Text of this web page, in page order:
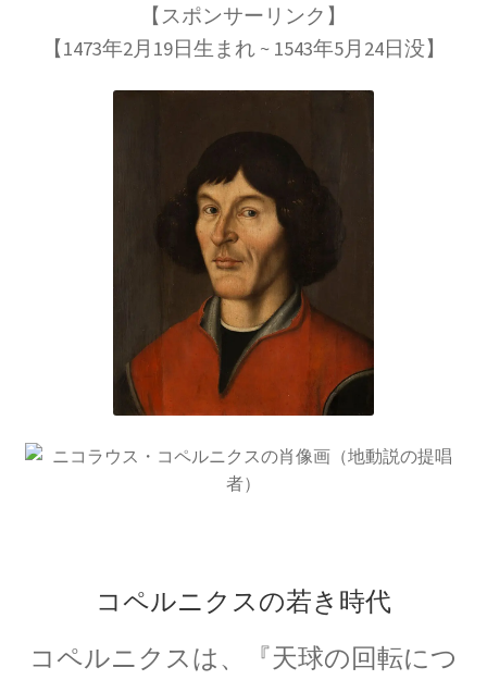
トマス・ヤング
歴史的な集合写真
1927年10月開催
【第五回ソルベー会議】
Ａ＝マリ・アンペール
17世紀生まれの
物理学者のまとめ
【スポンサーリンク】
【1473年2月19日生まれ ~ 1543年5月24日没】
コペルニクスの若き時代
コペルニクスは、『天球の回転につ